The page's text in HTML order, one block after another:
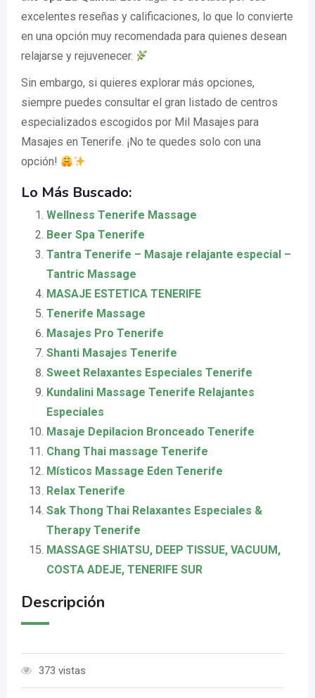
excelentes reseñas y calificaciones, lo que lo convierte
en una opción muy recomendada para quienes desean
relajarse y rejuvenecer.
Sin embargo, si quieres explorar más opciones,
siempre puedes consultar el gran listado de centros
especializados escogidos por Mil Masajes para
Masajes en Tenerife. ¡No te quedes solo con una
opción!
Lo Más Buscado:
Wellness Tenerife Massage
Beer Spa Tenerife
Tantra Tenerife – Masaje relajante especial –
Tantric Massage
MASAJE ESTETICA TENERIFE
Tenerife Massage
Masajes Pro Tenerife
Shanti Masajes Tenerife
Sweet Relaxantes Especiales Tenerife
Kundalini Massage Tenerife Relajantes
Especiales
Masaje Depilacion Bronceado Tenerife
Chang Thai massage Tenerife
Místicos Massage Eden Tenerife
Relax Tenerife
Sak Thong Thai Relaxantes Especiales &
Therapy Tenerife
MASSAGE SHIATSU, DEEP TISSUE, VACUUM,
COSTA ADEJE, TENERIFE SUR
Descripción
373 vistas